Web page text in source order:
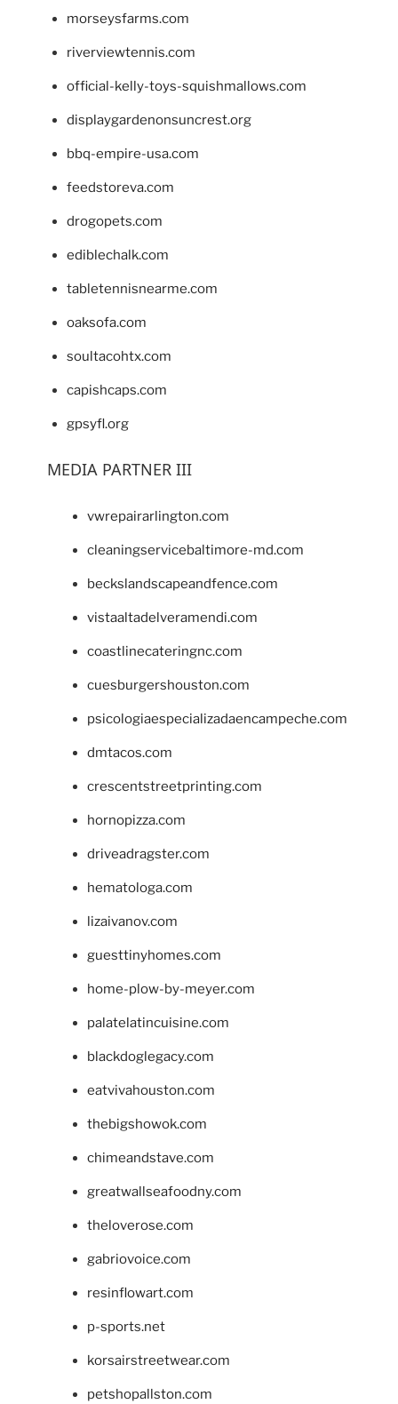
morseysfarms.com
riverviewtennis.com
official-kelly-toys-squishmallows.com
displaygardenonsuncrest.org
bbq-empire-usa.com
feedstoreva.com
drogopets.com
ediblechalk.com
tabletennisnearme.com
oaksofa.com
soultacohtx.com
capishcaps.com
gpsyfl.org
MEDIA PARTNER III
vwrepairarlington.com
cleaningservicebaltimore-md.com
beckslandscapeandfence.com
vistaaltadelveramendi.com
coastlinecateringnc.com
cuesburgershouston.com
psicologiaespecializadaencampeche.com
dmtacos.com
crescentstreetprinting.com
hornopizza.com
driveadragster.com
hematologa.com
lizaivanov.com
guesttinyhomes.com
home-plow-by-meyer.com
palatelatincuisine.com
blackdoglegacy.com
eatvivahouston.com
thebigshowok.com
chimeandstave.com
greatwallseafoodny.com
theloverose.com
gabriovoice.com
resinflowart.com
p-sports.net
korsairstreetwear.com
petshopallston.com